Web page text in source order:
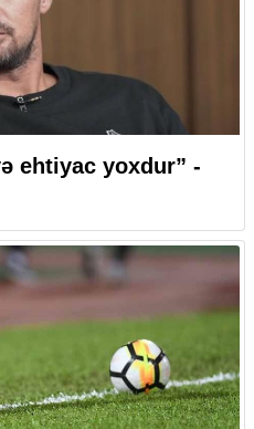
ehtiyac yoxdur” -